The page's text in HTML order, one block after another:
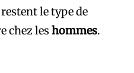
le type de
chez les hommes.